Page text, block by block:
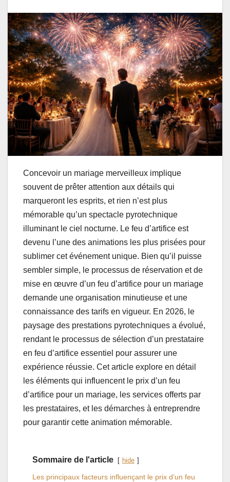
Concevoir un mariage merveilleux implique
souvent de prêter attention aux détails qui
marqueront les esprits, et rien n’est plus
mémorable qu’un spectacle pyrotechnique
illuminant le ciel nocturne. Le feu d’artifice est
devenu l’une des animations les plus prisées pour
sublimer cet événement unique. Bien qu’il puisse
sembler simple, le processus de réservation et de
mise en œuvre d’un feu d’artifice pour un mariage
demande une organisation minutieuse et une
connaissance des tarifs en vigueur. En 2026, le
paysage des prestations pyrotechniques a évolué,
rendant le processus de sélection d’un prestataire
en feu d’artifice essentiel pour assurer une
expérience réussie. Cet article explore en détail
les éléments qui influencent le prix d’un feu
d’artifice pour un mariage, les services offerts par
les prestataires, et les démarches à entreprendre
pour garantir cette animation mémorable.
Sommaire de l'article hide
Les principaux facteurs influençant le prix d’un feu